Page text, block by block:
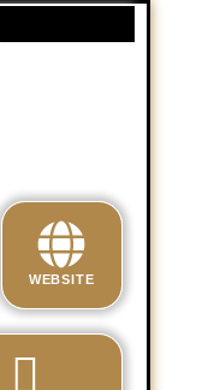
WEBSITE